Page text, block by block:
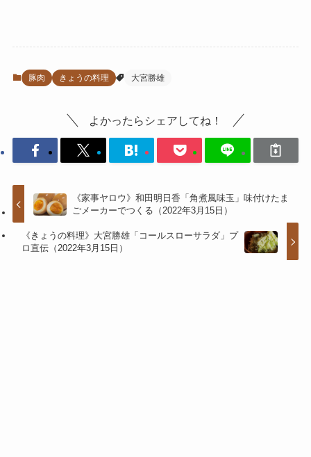
豚肉 きょうの料理 大宮勝雄
よかったらシェアしてね！
《家事ヤロウ》和田明日香「角煮風味玉」味付けたま
ごメーカーでつくる（2022年3月15日）
《きょうの料理》大宮勝雄「コールスローサラダ」プ
ロ直伝（2022年3月15日）